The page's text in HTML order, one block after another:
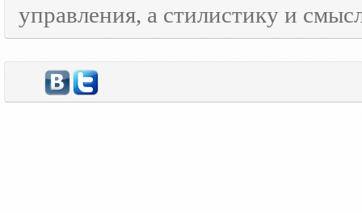
управления, а стилистику и